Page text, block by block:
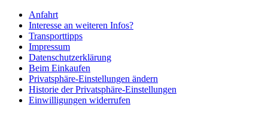
Anfahrt
Interesse an weiteren Infos?
Transporttipps
Impressum
Datenschutzerklärung
Beim Einkaufen
Privatsphäre-Einstellungen ändern
Historie der Privatsphäre-Einstellungen
Einwilligungen widerrufen